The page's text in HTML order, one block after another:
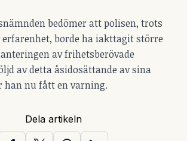
bedömer att polisen, trots
erfarenhet, borde ha iakttagit större
av frihetsberövade
av detta åsidosättande av sina
han nu fått en varning.
Dela artikeln